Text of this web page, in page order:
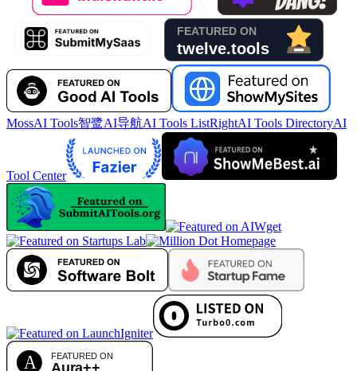
MossAI Tools智鹭AI导航AI Tools ListRightAI Tools DirectoryAI
Tool Center